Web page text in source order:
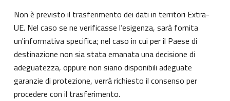
Non è previsto il trasferimento dei dati in territori Extra-
UE. Nel caso se ne verificasse l’esigenza, sarà fornita
un'informativa specifica; nel caso in cui per il Paese di
destinazione non sia stata emanata una decisione di
adeguatezza, oppure non siano disponibili adeguate
garanzie di protezione, verrà richiesto il consenso per
procedere con il trasferimento.